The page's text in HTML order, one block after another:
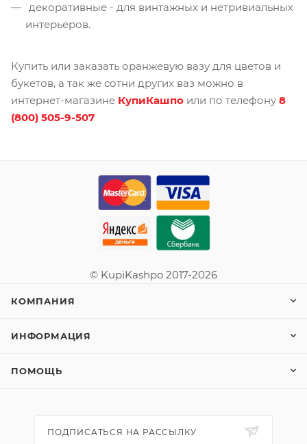
декоративные - для винтажных и нетривиальных
интерьеров.
Купить или заказать оранжевую вазу для цветов и
букетов, а так же сотни других ваз можно в
интернет-магазине КупиКашпо или по телефону 8
(800) 505-9-507
© KupiKashpo 2017-2026
КОМПАНИЯ
ИНФОРМАЦИЯ
ПОМОЩЬ
ПОДПИСАТЬСЯ НА РАССЫЛКУ